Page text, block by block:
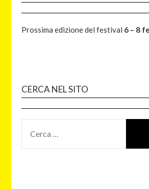
Prossima edizione del festival 6 – 8
CERCA NEL SITO